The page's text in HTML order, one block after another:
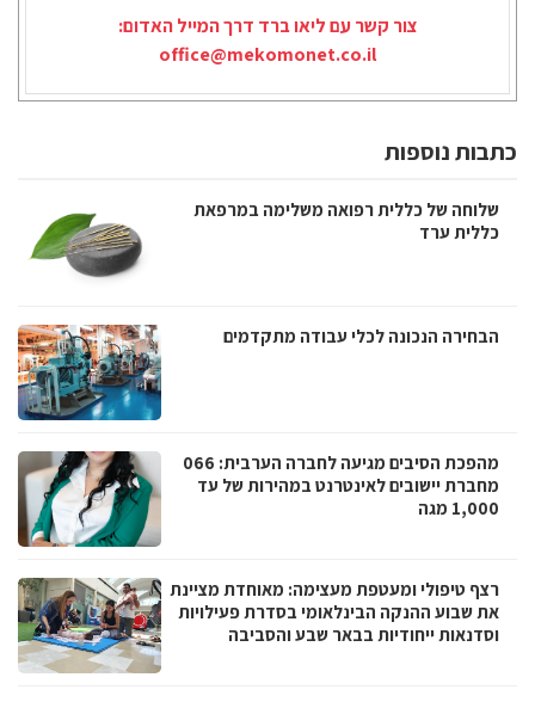
צור קשר עם ליאו ברד דרך המייל האדום:
office@mekomonet.co.il
כתבות נוספות
שלוחה של כללית רפואה משלימה במרפאת
כללית ערד
הבחירה הנכונה לכלי עבודה מתקדמים
מהפכת הסיבים מגיעה לחברה הערבית: 066
מחברת יישובים לאינטרנט במהירות של עד
1,000 מגה
רצף טיפולי ומעטפת מעצימה: מאוחדת מציינת
את שבוע ההנקה הבינלאומי בסדרת פעילויות
וסדנאות ייחודיות בבאר שבע והסביבה